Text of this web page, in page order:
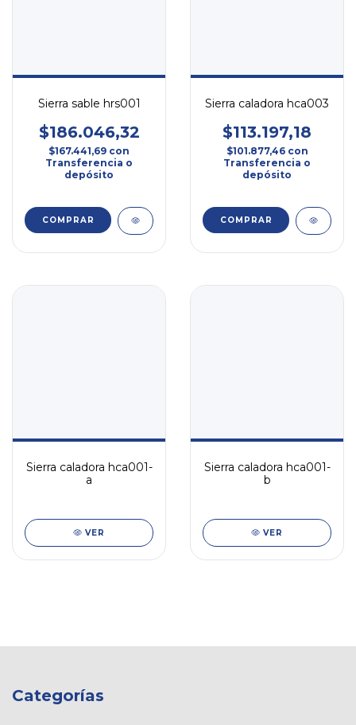
Sierra sable hrs001
$186.046,32
$167.441,69 con
Transferencia o
depósito
Sierra caladora hca003
$113.197,18
$101.877,46 con
Transferencia o
depósito
Sierra caladora hca001-
a
VER
Sierra caladora hca001-
b
VER
Categorías